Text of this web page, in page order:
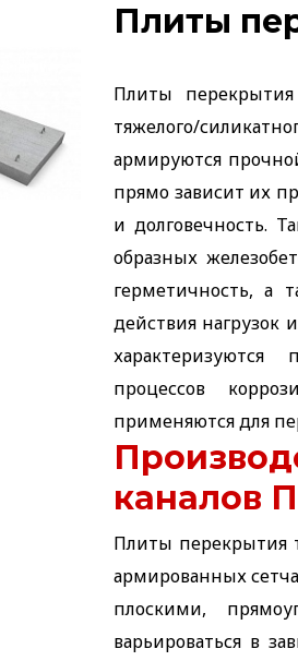
Плиты
Плиты
тяжелого/
армируются
прямо зависит их
и долговечность.
образных
герметичность, а
действия нагрузок
процессов
применяются для
каналов П
Плиты перекрытия
армированных
плоскими,
варьироваться в